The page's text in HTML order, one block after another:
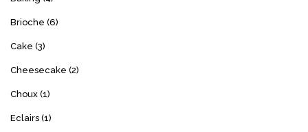
Brioche (6)
Cake (3)
Cheesecake (2)
Choux (1)
Eclairs (1)